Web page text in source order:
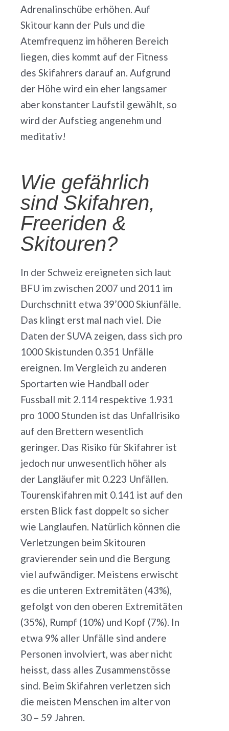
Adrenalinschübe erhöhen. Auf
Skitour kann der Puls und die
Atemfrequenz im höheren Bereich
liegen, dies kommt auf der Fitness
des Skifahrers darauf an. Aufgrund
der Höhe wird ein eher langsamer
aber konstanter Laufstil gewählt, so
wird der Aufstieg angenehm und
meditativ!
Wie gefährlich
sind Skifahren,
Freeriden &
Skitouren?
In der Schweiz ereigneten sich laut
BFU im zwischen 2007 und 2011 im
Durchschnitt etwa 39’000 Skiunfälle.
Das klingt erst mal nach viel. Die
Daten der SUVA zeigen, dass sich pro
1000 Skistunden 0.351 Unfälle
ereignen. Im Vergleich zu anderen
Sportarten wie Handball oder
Fussball mit 2.114 respektive 1.931
pro 1000 Stunden ist das Unfallrisiko
auf den Brettern wesentlich
geringer. Das Risiko für Skifahrer ist
jedoch nur unwesentlich höher als
der Langläufer mit 0.223 Unfällen.
Tourenskifahren mit 0.141 ist auf den
ersten Blick fast doppelt so sicher
wie Langlaufen. Natürlich können die
Verletzungen beim Skitouren
gravierender sein und die Bergung
viel aufwändiger. Meistens erwischt
es die unteren Extremitäten (43%),
gefolgt von den oberen Extremitäten
(35%), Rumpf (10%) und Kopf (7%). In
etwa 9% aller Unfälle sind andere
Personen involviert, was aber nicht
heisst, dass alles Zusammenstösse
sind. Beim Skifahren verletzen sich
die meisten Menschen im alter von
30 – 59 Jahren.